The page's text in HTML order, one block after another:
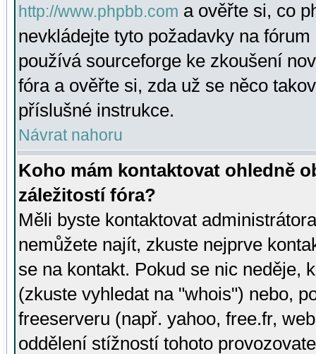
http://www.phpbb.com a ověřte si, co
nevkládejte tyto požadavky na
používá sourceforge ke zkoušení
fóra a ověřte si, zda už se něco
příslušné instrukce.
Návrat nahoru
Koho mám kontaktovat ohledně
záležitostí fóra?
Měli byste kontaktovat
nemůžete najít, zkuste nejprve
se na kontakt. Pokud se nic neděje,
(zkuste vyhledat na "whois") nebo,
freeserveru (např. yahoo, free.fr,
oddělení stížností tohoto